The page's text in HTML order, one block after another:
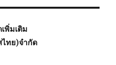
พิ่มเติม
ทย)จำกัด